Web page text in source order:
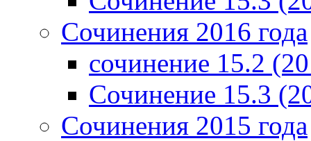
Сочинения 2016 года
сочинение 15.2
Сочинение 15.3
Сочинения 2015 года